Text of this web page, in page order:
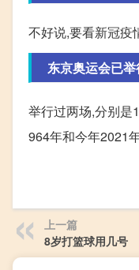
不好说,要看新冠疫
东京奥运会已
举行过两场,分别是
964年和今年2021
上一篇
8岁打篮球用几号